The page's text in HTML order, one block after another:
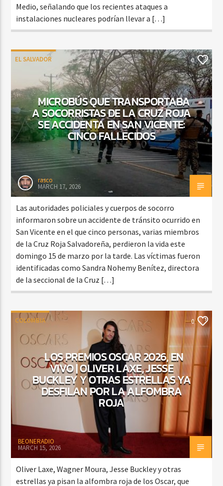
Medio, señalando que los recientes ataques a
instalaciones nucleares podrían llevar a […]
EL SALVADOR 0
MICROBÚS QUE TRANSPORTABA
A SOCORRISTAS DE LA CRUZ ROJA
SE ACCIDENTA EN SAN VICENTE:
CINCO FALLECIDOS
rasco
MARCH 17, 2026
Las autoridades policiales y cuerpos de socorro
informaron sobre un accidente de tránsito ocurrido en
San Vicente en el que cinco personas, varias miembros
de la Cruz Roja Salvadoreña, perdieron la vida este
domingo 15 de marzo por la tarde. Las víctimas fueron
identificadas como Sandra Nohemy Benítez, directora
de la seccional de la Cruz […]
COLOMBIA 0
LOS PREMIOS OSCAR 2026, EN
VIVO | OLIVER LAXE, JESSE
BUCKLEY Y OTRAS ESTRELLAS YA
DESFILAN POR LA ALFOMBRA
ROJA
BEONERADIO
MARCH 15, 2026
Oliver Laxe, Wagner Moura, Jesse Buckley y otras
estrellas ya pisan la alfombra roja de los Oscar, que